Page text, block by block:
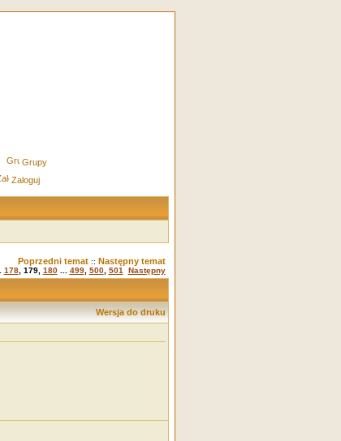
Grupy
Zaloguj
Poprzedni temat:: Następny temat
178, 179, 180... 499, 500, 501 Następny
Wersja do druku